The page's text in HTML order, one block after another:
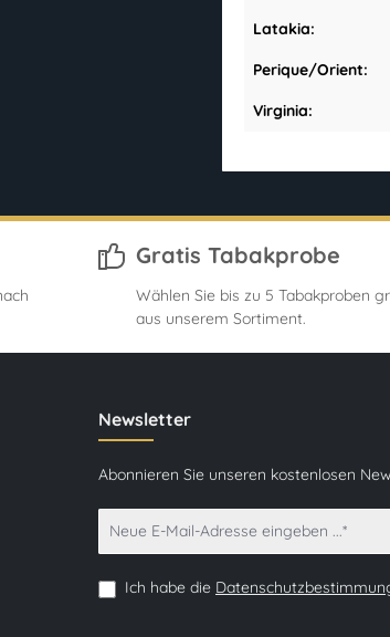
Latakia:
Perique/Orient:
Virginia:
Gratis Tabakprobe
Wählen Sie bis zu 5 Tabakproben
aus unserem Sortiment.
Newsletter
Abonnieren Sie unseren kostenlosen
Ich habe die